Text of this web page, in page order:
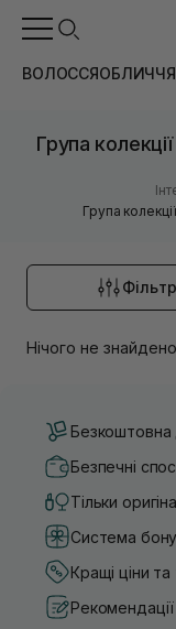
ВОЛОССЯОБЛИЧЧЯ
Група
Група
Фільтр
Нічого не
Безкоштовна
Безпечні
Тільки
Система
Кращі ціни